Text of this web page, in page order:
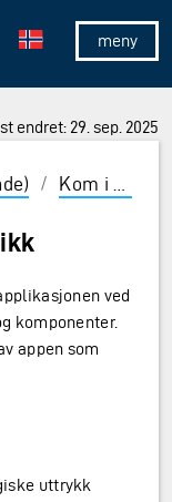
Vis/skjul
endret: 29. sep. 2025
/ Kom i gang
ved
komponenter.
appen som
uttrykk